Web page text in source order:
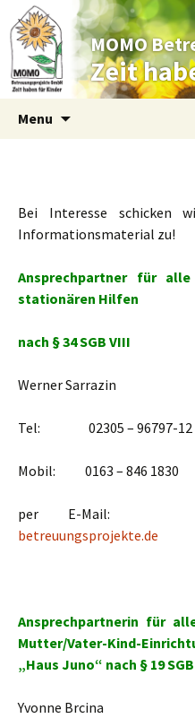
MOMO
Zeit
Menu
Bei Interesse schicken
Informationsmaterial zu!
Ansprechpartner für
stationären Hilfen
nach § 34 SGB VIII
Werner Sarrazin
Tel: 02305 – 96797-12
Mobil: 0163 – 846 1830
per E-
betreuungsprojekte.de
Ansprechpartnerin für
Mutter/Vater-Kind-
„Haus Juno“ nach § 19
Yvonne Brcina